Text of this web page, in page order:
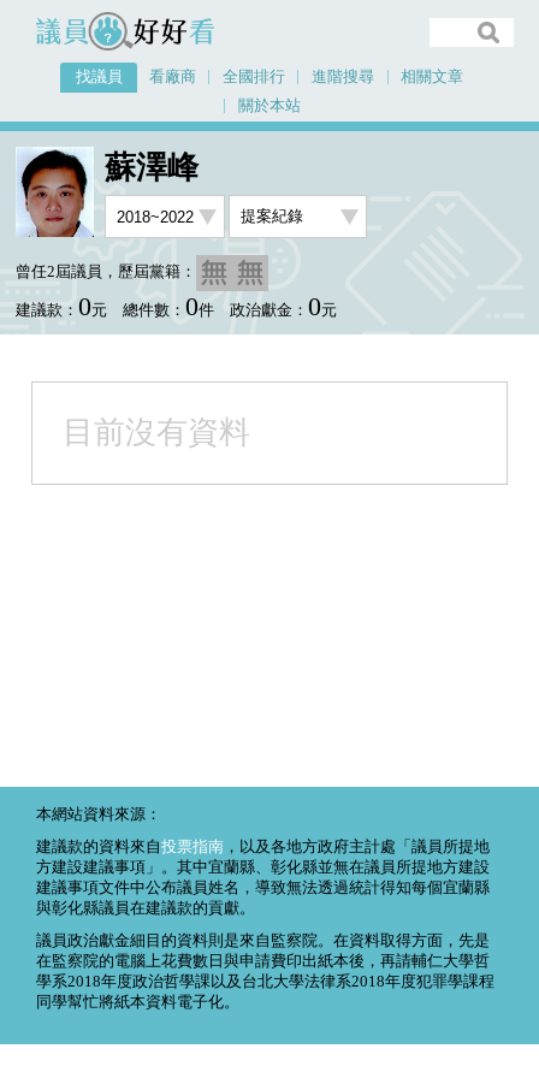
議員好好看
找議員 看廠商 全國排行 進階搜尋
相關文章
關於本站
首頁 找議員
蘇澤峰
曾任2屆議員，歷屆黨籍：
建議款： 0元 總件數： 0件 政治獻金： 0元
目前沒有資料
本網站資料來源：
建議款的資料來自投票指南 ，以及各地方政府主計處「議員所提地
方建設建議事項」。其中宜蘭縣、彰化縣並無在議員所提地方建設
建議事項文件中公布議員姓名，導致無法透過統計得知每個宜蘭縣
與彰化縣議員在建議款的貢獻。
議員政治獻金細目的資料則是來自監察院。在資料取得方面，先是
在監察院的電腦上花費數日與申請費印出紙本後，再請輔仁大學哲
學系2018年度政治哲學課以及台北大學法律系2018年度犯罪學課程
同學幫忙將紙本資料電子化。